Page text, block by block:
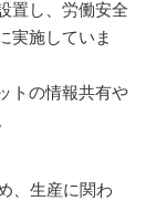
置し、労働安全
実施していま
トの情報共有や
、生産に関わ